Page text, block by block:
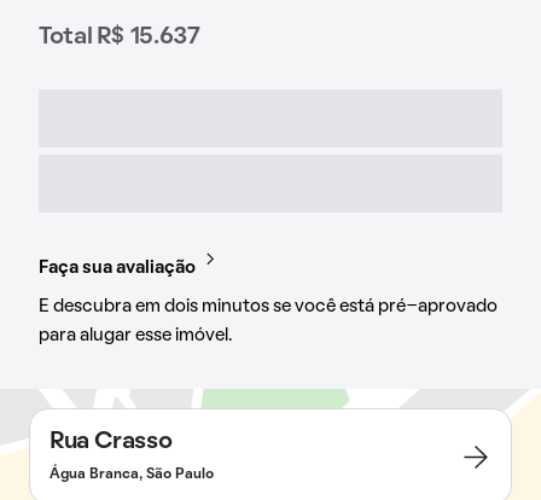
Total R$ 15.637
Faça sua avaliação
E descubra em dois minutos se você está pré-aprovado
para alugar esse imóvel.
Rua Crasso
Água Branca, São Paulo